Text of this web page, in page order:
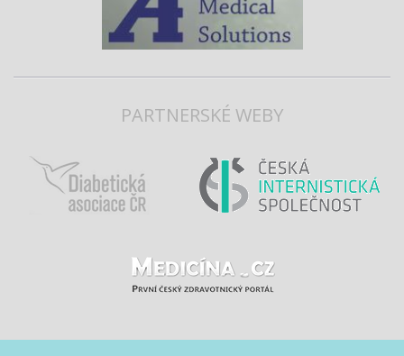
PARTNERSKÉ WEBY